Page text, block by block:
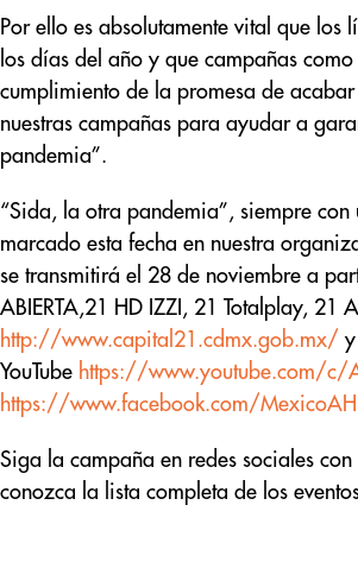
Por ello es absolutamente vital que los
los días del año y que campañas
cumplimiento de la promesa de
nuestras campañas para ayudar a
pandemia”.
“Sida, la otra pandemia”, siempre
marcado esta fecha en nuestra
se transmitirá el 28 de noviembre a
ABIERTA,21 HD IZZI, 21 Totalplay, 21
http://www.capital21.cdmx.gob.mx/
YouTube https://www.youtube.com/c/
https://www.facebook.com/
Siga la campaña en redes sociales
conozca la lista completa de los